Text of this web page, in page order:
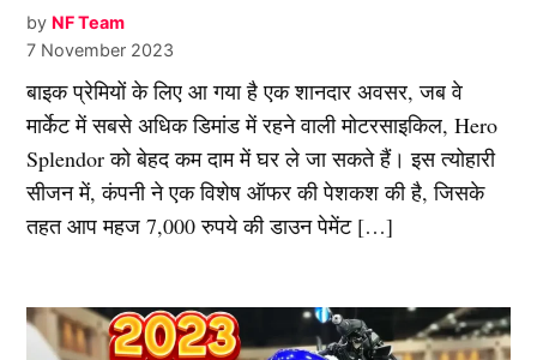
by NF Team
7 November 2023
बाइक प्रेमियों के लिए आ गया है एक शानदार अवसर, जब वे
मार्केट में सबसे अधिक डिमांड में रहने वाली मोटरसाइकिल, Hero
Splendor को बेहद कम दाम में घर ले जा सकते हैं। इस त्योहारी
सीजन में, कंपनी ने एक विशेष ऑफर की पेशकश की है, जिसके
तहत आप महज 7,000 रुपये की डाउन पेमेंट […]